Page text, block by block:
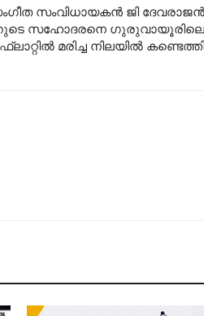
സംവിധായകൻ ജി ദേവരാജൻ
സഹോദരനെ ഗുരുവായൂരിലെ
ഫ്ലാറ്റിൽ മരിച്ച നിലയിൽ കണ്ടെത്തി